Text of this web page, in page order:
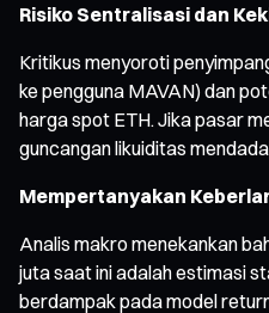
Risiko Sentralisasi dan
Kritikus menyoroti
ke pengguna MAVAN) dan
harga spot ETH. Jika pasar
guncangan likuiditas
Mempertanyakan
Analis makro menekankan
juta saat ini adalah estimasi
berdampak pada model